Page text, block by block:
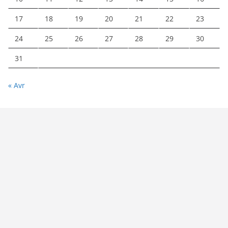
17 18 19 20 21 22 23
24 25 26 27 28 29 30
31
« Avr